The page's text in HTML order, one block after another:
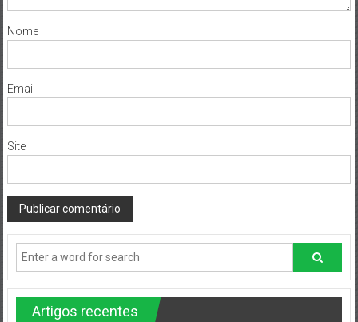
Nome
Email
Site
Artigos recentes